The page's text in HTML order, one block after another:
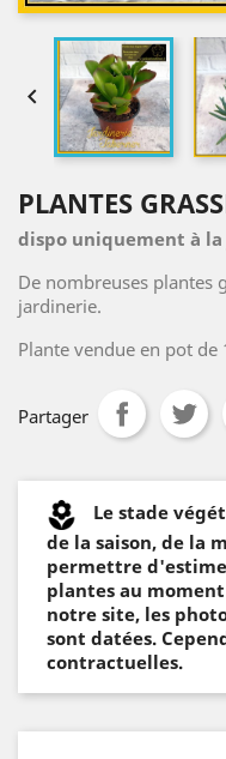

PLANTES
dispo uniquement à
De nombreuses plantes
jardinerie.
Plante vendue en pot de
Partager
Le stade
de la saison, de la
permettre
plantes au
notre site, les
sont datées.
contractuelles.